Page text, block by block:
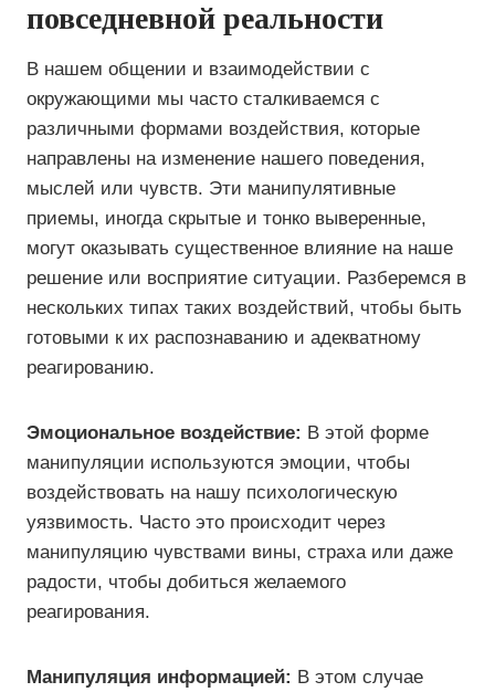
повседневной реальности
В нашем общении и взаимодействии с
окружающими мы часто сталкиваемся с
различными формами воздействия, которые
направлены на изменение нашего поведения,
мыслей или чувств. Эти манипулятивные
приемы, иногда скрытые и тонко выверенные,
могут оказывать существенное влияние на наше
решение или восприятие ситуации. Разберемся в
нескольких типах таких воздействий, чтобы быть
готовыми к их распознаванию и адекватному
реагированию.
Эмоциональное воздействие: В этой форме
манипуляции используются эмоции, чтобы
воздействовать на нашу психологическую
уязвимость. Часто это происходит через
манипуляцию чувствами вины, страха или даже
радости, чтобы добиться желаемого
реагирования.
Манипуляция информацией: В этом случае